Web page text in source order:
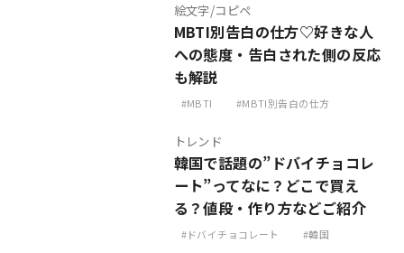
絵文字/コピペ
MBTI別告白の仕方♡好きな人
への態度・告白された側の反応
も解説
MBTI MBTI別告白の仕方
トレンド
韓国で話題の”ドバイチョコレ
ート”ってなに？どこで買え
る？値段・作り方などご紹介
ドバイチョコレート 韓国